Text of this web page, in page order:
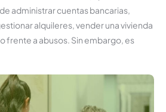
administrar cuentas bancarias,
alquileres, vender una vivienda
frente a abusos. Sin embargo, es